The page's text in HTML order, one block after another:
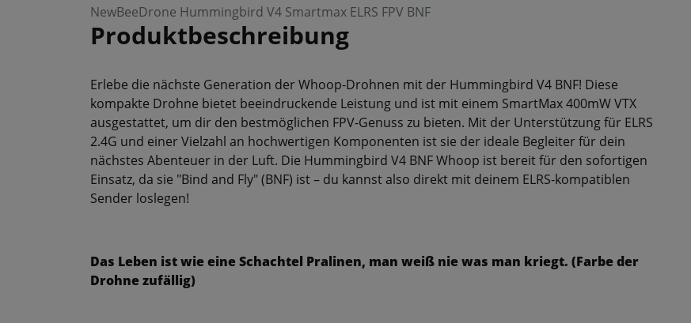
NewBeeDrone Hummingbird V4 Smartmax ELRS FPV BNF
Produktbeschreibung
Erlebe die nächste Generation der Whoop-Drohnen mit der Hummingbird V4 BNF! Diese
kompakte Drohne bietet beeindruckende Leistung und ist mit einem SmartMax 400mW VTX
ausgestattet, um dir den bestmöglichen FPV-Genuss zu bieten. Mit der Unterstützung für ELRS
2.4G und einer Vielzahl an hochwertigen Komponenten ist sie der ideale Begleiter für dein
nächstes Abenteuer in der Luft. Die Hummingbird V4 BNF Whoop ist bereit für den sofortigen
Einsatz, da sie "Bind and Fly" (BNF) ist – du kannst also direkt mit deinem ELRS-kompatiblen
Sender loslegen!
Das Leben ist wie eine Schachtel Pralinen, man weiß nie was man kriegt. (Farbe der
Drohne zufällig)